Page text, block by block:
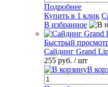
Подробнее
Купить в 1 клик
В избранное
Быстрый
Сайдинг Grand
255 руб. / шт
В